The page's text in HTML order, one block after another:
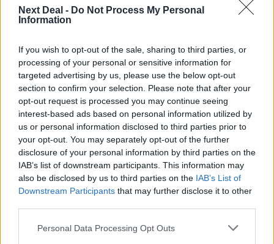
Next Deal - Do Not Process My Personal
Information
If you wish to opt-out of the sale, sharing to third parties, or
processing of your personal or sensitive information for
targeted advertising by us, please use the below opt-out
section to confirm your selection. Please note that after your
opt-out request is processed you may continue seeing
interest-based ads based on personal information utilized by
us or personal information disclosed to third parties prior to
your opt-out. You may separately opt-out of the further
disclosure of your personal information by third parties on the
IAB’s list of downstream participants. This information may
also be disclosed by us to third parties on the IAB’s List of
Downstream Participants that may further disclose it to other
Personal Data Processing Opt Outs
Προηγούμενη σελίδα
Current page
1 Next page
Ροή ειδήσεων Δημοφιλή
14:55
Μιχάλης Τάτσης, Insurance & Healthcare Analyst, διευθυντής
Επιχειρηματικής Ανάπτυξης Ομίλου HHG
Όταν η επόμενη μέρα είναι στάχτη, τι θα πει ο Ασφαλιστικός